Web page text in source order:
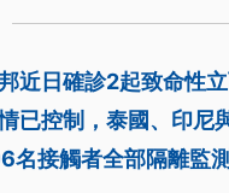
近日確診2起致命性
已控制，泰國、印尼
名接觸者全部隔離監